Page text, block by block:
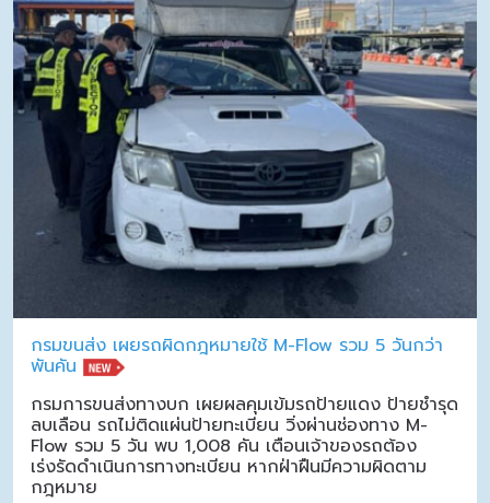
กรมขนส่ง เผยรถผิดกฎหมายใช้ M-Flow รวม 5 วันกว่า
พันคัน
กรมการขนส่งทางบก เผยผลคุมเข้มรถป้ายแดง ป้ายชำรุด
ลบเลือน รถไม่ติดแผ่นป้ายทะเบียน วิ่งผ่านช่องทาง M-
Flow รวม 5 วัน พบ 1,008 คัน เตือนเจ้าของรถต้อง
เร่งรัดดำเนินการทางทะเบียน หากฝ่าฝืนมีความผิดตาม
กฎหมาย